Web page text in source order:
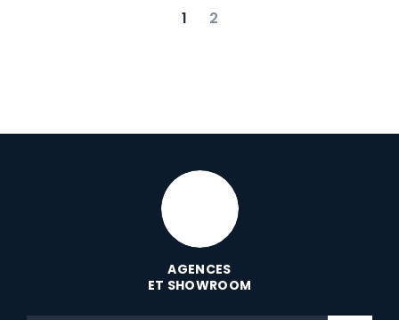
1 2
AGENCES
ET SHOWROOM